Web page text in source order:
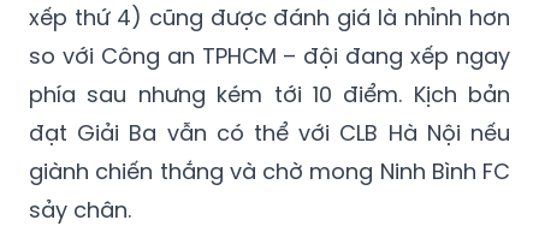
xếp thứ 4) cũng được đánh giá là nhỉnh hơn
so với Công an TPHCM – đội đang xếp ngay
phía sau nhưng kém tới 10 điểm. Kịch bản
đạt Giải Ba vẫn có thể với CLB Hà Nội nếu
giành chiến thắng và chờ mong Ninh Bình FC
sảy chân.